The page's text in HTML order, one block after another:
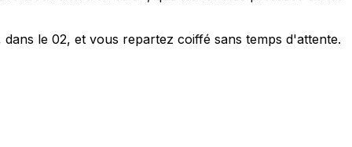
le 02, et vous repartez coiffé sans temps d'attente.